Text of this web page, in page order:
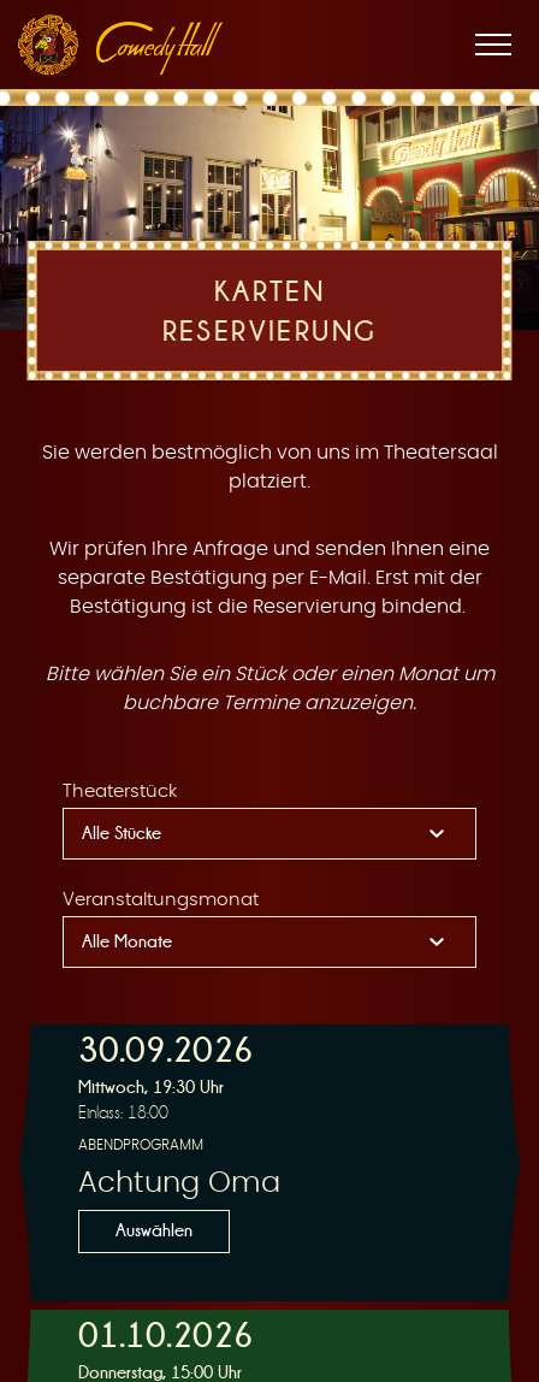
Hauptnavigation
Inhalt
Fußnavigation
K
a
r
e
R
e
Menü
KARTEN
RESERVIERUNG
Sie werden bestmöglich von uns im Theatersaal
platziert.
Wir prüfen Ihre Anfrage und senden Ihnen eine
separate Bestätigung per E-Mail. Erst mit der
Bestätigung ist die Reservierung bindend.
Bitte wählen Sie ein Stück oder einen Monat um
buchbare Termine anzuzeigen.
Theaterstück
Veranstaltungsmonat
30.09.2026
Mittwoch, 19:30 Uhr
Einlass: 18:00
ABENDPROGRAMM
Achtung Oma
Auswählen
01.10.2026
Donnerstag, 15:00 Uhr